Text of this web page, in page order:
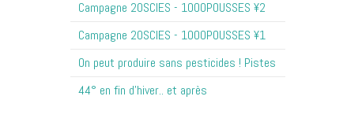
Campagne 20SCIES - 1OOOPOUSSES ¥2
Campagne 20SCIES - 1OOOPOUSSES ¥1
On peut produire sans pesticides ! Pistes
44° en fin d'hiver.. et après